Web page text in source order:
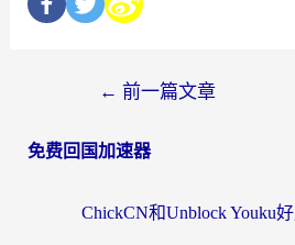
← 前一篇文章
免费回国加速器